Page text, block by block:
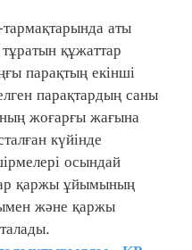
аты
құжаттар
парақтың екінші
парақтардың саны
жоғарғы жағына
күйінде
осындай
қаржы ұйымының
және қаржы